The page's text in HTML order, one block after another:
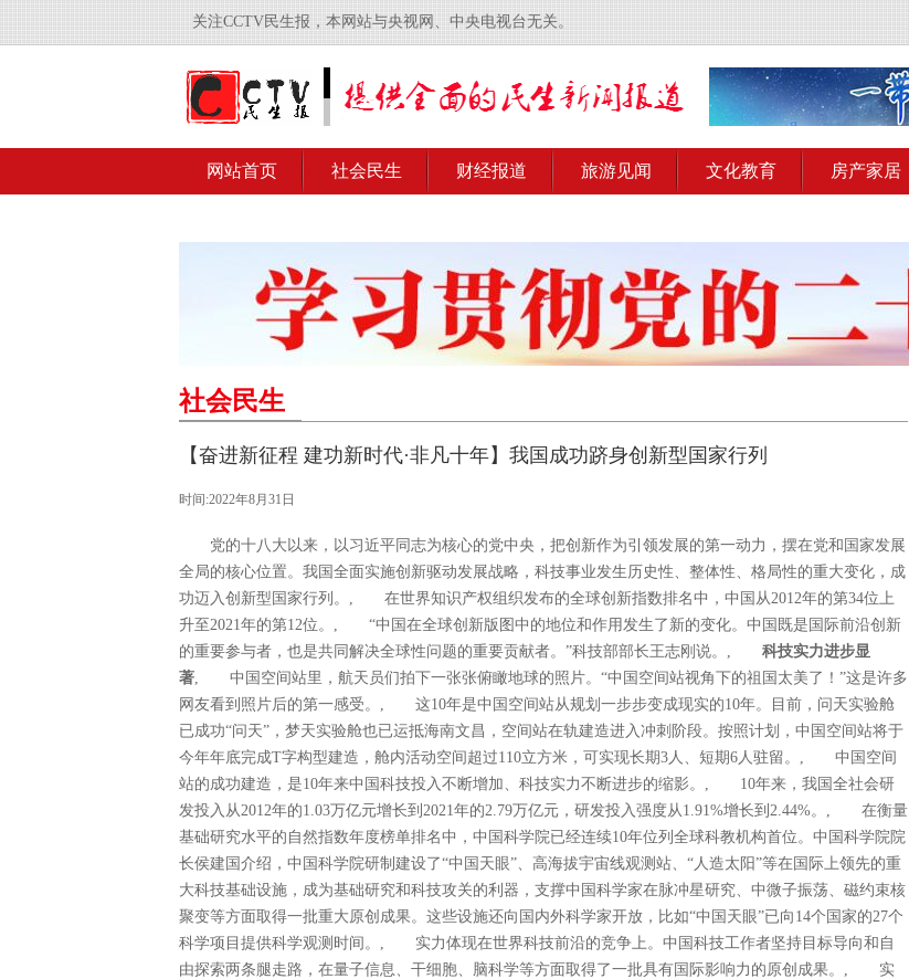
关注CCTV民生报，本网站与央视网、中央电视台无关。
网站首页 社会民生 财经报道 旅游见闻 文化教育 房产家居
社会民生
【奋进新征程 建功新时代·非凡十年】我国成功跻身创新型国家行列
时间:2022年8月31日
党的十八大以来，以习近平同志为核心的党中央，把创新作为引领发展的第一动力，摆在党和国家发展
全局的核心位置。我国全面实施创新驱动发展战略，科技事业发生历史性、整体性、格局性的重大变化，成
功迈入创新型国家行列。, 在世界知识产权组织发布的全球创新指数排名中，中国从2012年的第34位上
升至2021年的第12位。, “中国在全球创新版图中的地位和作用发生了新的变化。中国既是国际前沿创新
的重要参与者，也是共同解决全球性问题的重要贡献者。”科技部部长王志刚说。, 科技实力进步显
著, 中国空间站里，航天员们拍下一张张俯瞰地球的照片。“中国空间站视角下的祖国太美了！”这是许多
网友看到照片后的第一感受。, 这10年是中国空间站从规划一步步变成现实的10年。目前，问天实验舱
已成功“问天”，梦天实验舱也已运抵海南文昌，空间站在轨建造进入冲刺阶段。按照计划，中国空间站将于
今年年底完成T字构型建造，舱内活动空间超过110立方米，可实现长期3人、短期6人驻留。, 中国空间
站的成功建造，是10年来中国科技投入不断增加、科技实力不断进步的缩影。, 10年来，我国全社会研
发投入从2012年的1.03万亿元增长到2021年的2.79万亿元，研发投入强度从1.91%增长到2.44%。, 在衡量
基础研究水平的自然指数年度榜单排名中，中国科学院已经连续10年位列全球科教机构首位。中国科学院院
长侯建国介绍，中国科学院研制建设了“中国天眼”、高海拔宇宙线观测站、“人造太阳”等在国际上领先的重
大科技基础设施，成为基础研究和科技攻关的利器，支撑中国科学家在脉冲星研究、中微子振荡、磁约束核
聚变等方面取得一批重大原创成果。这些设施还向国内外科学家开放，比如“中国天眼”已向14个国家的27个
科学项目提供科学观测时间。, 实力体现在世界科技前沿的竞争上。中国科技工作者坚持目标导向和自
由探索两条腿走路，在量子信息、干细胞、脑科学等方面取得了一批具有国际影响力的原创成果。, 实